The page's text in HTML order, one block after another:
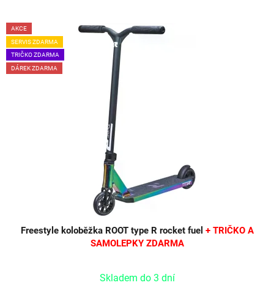
V
ý
p
i
AKCE
SERVIS ZDARMA
TRIČKO ZDARMA
DÁREK ZDARMA
Freestyle koloběžka ROOT type R rocket fuel + TRIČKO A
SAMOLEPKY ZDARMA
Skladem do 3 dní